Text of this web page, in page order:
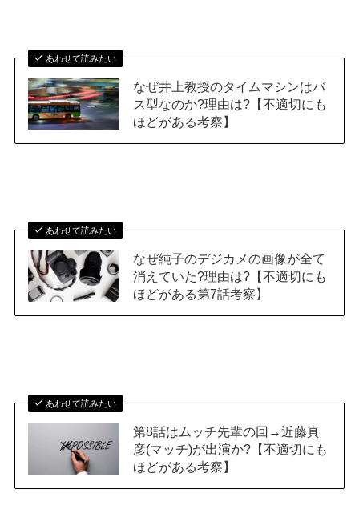
あわせて読みたい
なぜ井上教授のタイムマシンはバ
ス型なのか?理由は?【不適切にも
ほどがある考察】
あわせて読みたい
なぜ純子のデジカメの画像が全て
消えていた?理由は?【不適切にも
ほどがある第7話考察】
あわせて読みたい
第8話はムッチ先輩の回→近藤真
彦(マッチ)が出演か?【不適切にも
ほどがある考察】